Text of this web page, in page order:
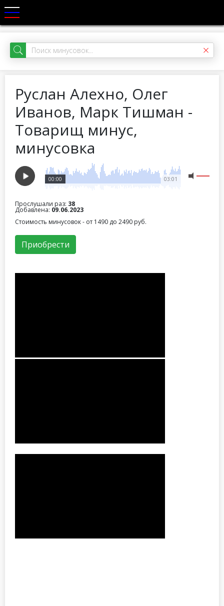
Руслан Алехно, Олег
Иванов, Марк Тишман -
Товарищ минус,
минусовка
03:01
00:00
Прослушали раз: 38
Добавлена: 09.06.2023
Стоимость минусовок - от 1490 до 2490 руб.
Приобрести